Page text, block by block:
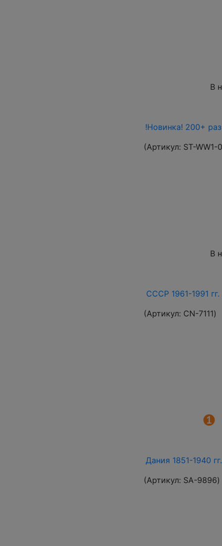
В
!Новинка! 200+
(Артикул: ST-
В
СССР 1961-1991
(Артикул: СN-7111)
Дания 1851-1940
(Артикул: SA-9896)